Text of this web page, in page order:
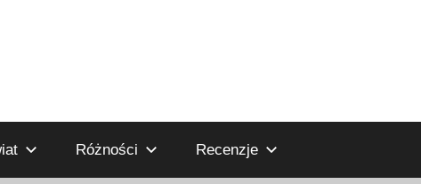
Różności Recenzje